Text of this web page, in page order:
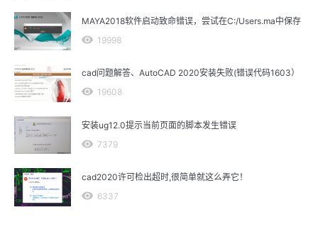
MAYA2018软件启动致命错误，尝试在C:/Users.ma中保存
19998
cad问题解答、AutoCAD 2020安装失败(错误代码1603）
19608
安装ug12.0提示当前页面的脚本发生错误
7379
cad2020许可检出超时,很简单就这么弄它！
6337